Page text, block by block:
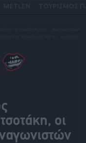
οι